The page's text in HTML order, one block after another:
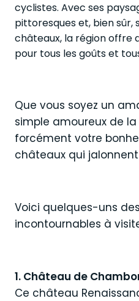
cyclistes. Avec ses
pittoresques et, bien sûr,
châteaux, la région offre
pour tous les goûts et
Que vous soyez un
simple amoureux de
forcément votre
châteaux qui jalonnent
Voici quelques-uns
incontournables à
1. Château de
Ce château